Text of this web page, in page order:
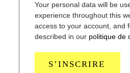
Your personal data will be
experience throughout this
access to your account, and
described in our politique de
S’INSCRIRE